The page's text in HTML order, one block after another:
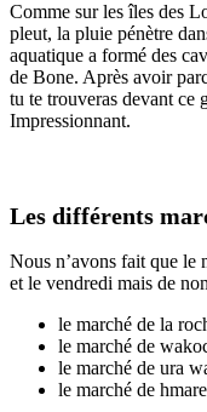
Comme sur les îles des
pleut, la pluie pénètre
aquatique a formé des
de Bone. Après avoir
tu te trouveras devant ce
Impressionnant.
Les différents
Nous n’avons fait que le
et le vendredi mais de
le marché de la
le marché de
le marché de ura
le marché de